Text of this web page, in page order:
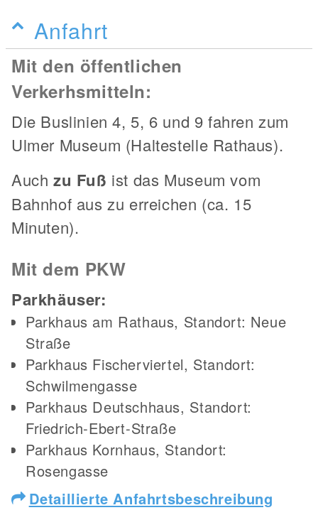
Anfahrt
Mit den öffentlichen
Verkerhsmitteln:
Die Buslinien 4, 5, 6 und 9 fahren zum
Ulmer Museum (Haltestelle Rathaus).
Auchzu Fuß ist das Museum vom
Bahnhof aus zu erreichen (ca. 15
Minuten).
Mit dem PKW
Parkhäuser:
Parkhaus am Rathaus, Standort: Neue
Straße
Parkhaus Fischerviertel, Standort:
Schwilmengasse
Parkhaus Deutschhaus, Standort:
Friedrich-Ebert-Straße
Parkhaus Kornhaus, Standort:
Rosengasse
Detaillierte Anfahrtsbeschreibung